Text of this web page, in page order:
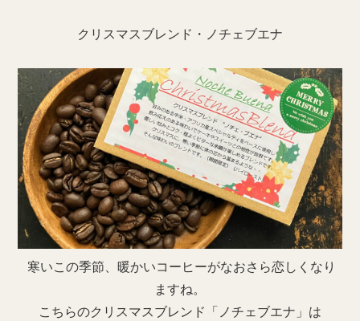
クリスマスブレンド・ノチェブエナ
寒いこの季節、暖かいコーヒーがなおさら恋しくなり
ますね。
こちらのクリスマスブレンド「ノチェブエナ」は